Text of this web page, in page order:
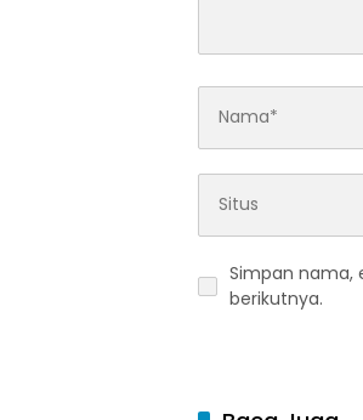
Simpan nama,
berikutnya.